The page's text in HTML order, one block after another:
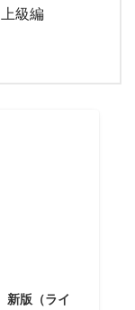
級編
版（ライ